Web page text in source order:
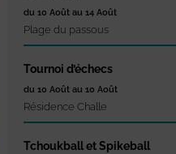
du 10 Août au 14 Août
Plage du passous
Tournoi d’échecs
du 10 Août au 10 Août
Résidence Challe
Tchoukball et Spikeball